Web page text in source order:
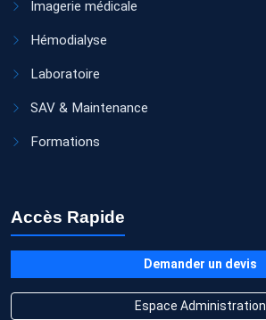
Imagerie médicale
Hémodialyse
Laboratoire
SAV & Maintenance
Formations
Accès Rapide
Demander un devis
Espace Administration